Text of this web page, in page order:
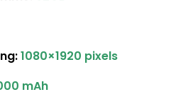
1080×1920 pixels
mAh